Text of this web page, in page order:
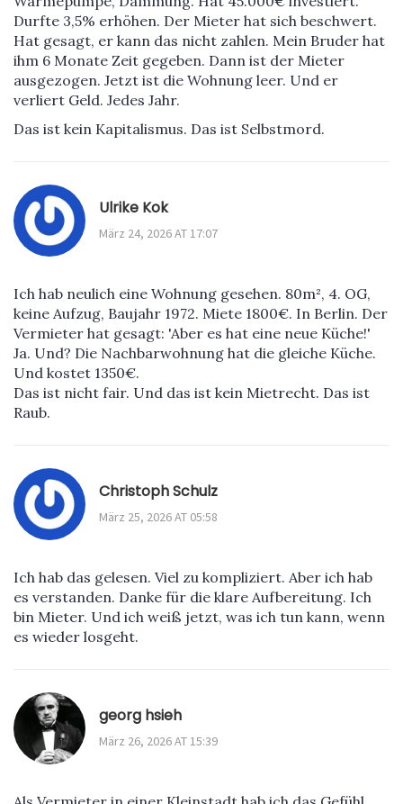
Durfte 3,5% erhöhen. Der Mieter hat sich beschwert.
Hat gesagt, er kann das nicht zahlen. Mein Bruder hat
ihm 6 Monate Zeit gegeben. Dann ist der Mieter
ausgezogen. Jetzt ist die Wohnung leer. Und er
verliert Geld. Jedes Jahr.
Das ist kein Kapitalismus. Das ist Selbstmord.
Ulrike Kok
März 24, 2026 AT 17:07
Ich hab neulich eine Wohnung gesehen. 80m², 4. OG,
keine Aufzug, Baujahr 1972. Miete 1800€. In Berlin. Der
Vermieter hat gesagt: 'Aber es hat eine neue Küche!'
Ja. Und? Die Nachbarwohnung hat die gleiche Küche.
Und kostet 1350€.
Das ist nicht fair. Und das ist kein Mietrecht. Das ist
Raub.
Christoph Schulz
März 25, 2026 AT 05:58
Ich hab das gelesen. Viel zu kompliziert. Aber ich hab
es verstanden. Danke für die klare Aufbereitung. Ich
bin Mieter. Und ich weiß jetzt, was ich tun kann, wenn
es wieder losgeht.
georg hsieh
März 26, 2026 AT 15:39